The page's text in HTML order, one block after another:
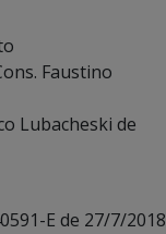
Faustino
Lubacheski de
E de 27/7/2018